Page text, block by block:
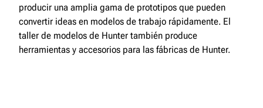
producir una amplia gama de prototipos que pueden
convertir ideas en modelos de trabajo rápidamente. El
taller de modelos de Hunter también produce
herramientas y accesorios para las fábricas de Hunter.